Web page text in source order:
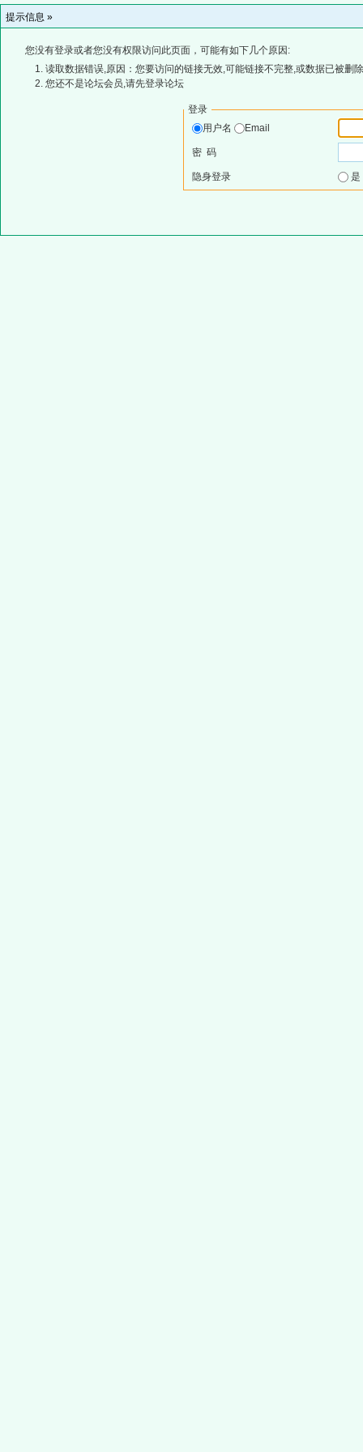
提示信息 »
您没有登录或者您没有权限访问此页面，可能有如下几个原因:
读取数据错误,原因：您要访问的链接无效,可能链接不完整,或数据已被删
您还不是论坛会员,请先登录论坛
登录
用户名
Email
密 码
隐身登录